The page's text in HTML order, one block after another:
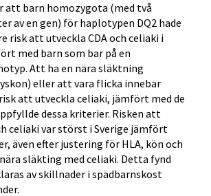
att barn homozygota (med två
av en gen) för haplotypen DQ2 hade
risk att utveckla CDA och celiaki i
med barn som bar på en
Att ha en nära släktning
eller att vara flicka innebar
att utveckla celiaki, jämfört med de
dessa kriterier. Risken att
celiaki var störst i Sverige jämfört
även efter justering för HLA, kön och
släkting med celiaki. Detta fynd
av skillnader i spädbarnskost